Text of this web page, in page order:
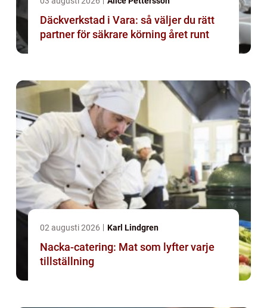
Däckverkstad i Vara: så väljer du rätt
partner för säkrare körning året runt
02 augusti 2026 Karl Lindgren
Nacka-catering: Mat som lyfter varje
tillställning